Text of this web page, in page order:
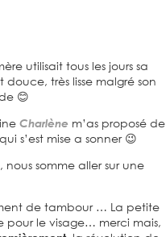
utilisait tous les jours sa
très lisse malgré son
😊
Charlène m’as proposé de
s’est mise a sonner 😉
nous somme aller sur une
de tambour … La petite
pour le visage… merci mais,